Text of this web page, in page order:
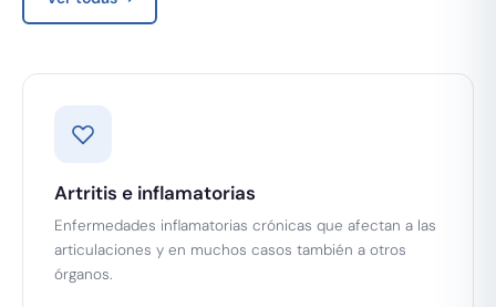
Artritis e inflamatorias
Enfermedades inflamatorias crónicas que afectan a las
articulaciones y en muchos casos también a otros
órganos.